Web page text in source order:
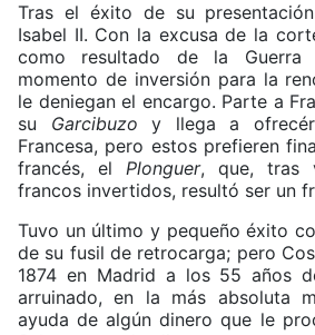
Tras el éxito de su
Isabel II. Con la excusa de la
como resultado de la
momento de inversión para la
le deniegan el encargo. Parte a
su Garcibuzo y llega a
Francesa, pero estos prefieren
francés, el Plonguer, que, tras
francos invertidos, resultó ser un
Tuvo un último y pequeño éxito
de su fusil de retrocarga; pero
1874 en Madrid a los 55 años
arruinado, en la más absoluta
ayuda de algún dinero que le